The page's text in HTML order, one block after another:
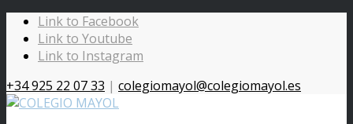
Link to Facebook
Link to Youtube
Link to Instagram
+34 925 22 07 33 | colegiomayol@colegiomayol.es